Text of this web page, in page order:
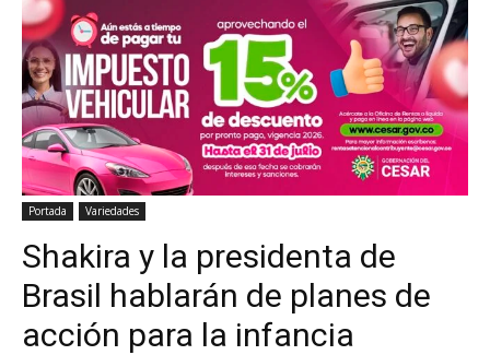
Portada Variedades
Shakira y la presidenta de
Brasil hablarán de planes de
acción para la infancia